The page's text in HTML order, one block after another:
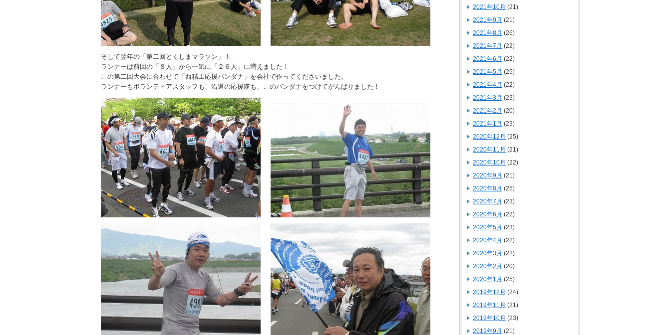
そして翌年の「第二回とくしまマラソン」！
ランナーは前回の「８人」から一気に「２６人」に増えました！
この第二回大会に合わせて「西精工応援バンダナ」を会社で作ってくださいました。
ランナーもボランティアスタッフも、沿道の応援隊も、このバンダナをつけてがんばりました！
2021年10月 (21)
2021年9月 (21)
2021年8月 (26)
2021年7月 (22)
2021年6月 (22)
2021年5月 (25)
2021年4月 (22)
2021年3月 (23)
2021年2月 (20)
2021年1月 (23)
2020年12月 (25)
2020年11月 (21)
2020年10月 (22)
2020年9月 (21)
2020年8月 (25)
2020年7月 (23)
2020年6月 (22)
2020年5月 (23)
2020年4月 (22)
2020年3月 (22)
2020年2月 (20)
2020年1月 (25)
2019年12月 (24)
2019年11月 (21)
2019年10月 (23)
2019年9月 (21)